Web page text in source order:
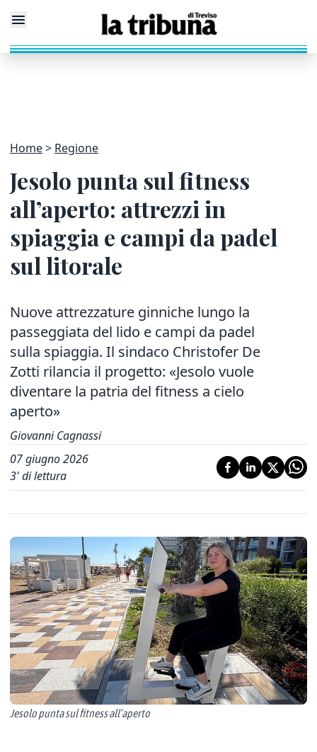
Home Regione
Jesolo punta sul fitness
all’aperto: attrezzi in
spiaggia e campi da padel
sul litorale
Nuove attrezzature ginniche lungo la
passeggiata del lido e campi da padel
sulla spiaggia. Il sindaco Christofer De
Zotti rilancia il progetto: «Jesolo vuole
diventare la patria del fitness a cielo
aperto»
Giovanni Cagnassi
07 giugno 2026
3' di lettura
Jesolo punta sul fitness all’aperto